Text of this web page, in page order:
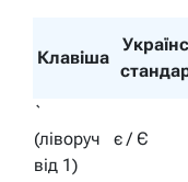
Клавіша
`
(ліворуч
від 1)
є / Є